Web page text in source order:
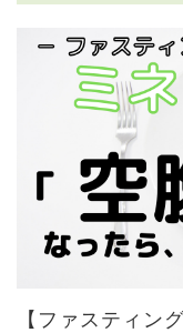
【ファスティン